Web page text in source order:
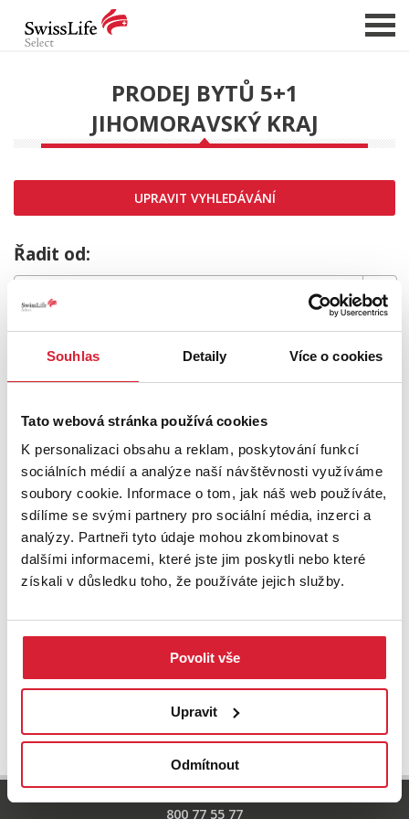
Souhlas Detaily Více o cookies
Tato webová stránka používá cookies
K personalizaci obsahu a reklam, poskytování funkcí
sociálních médií a analýze naší návštěvnosti využíváme
soubory cookie. Informace o tom, jak náš web používáte,
sdílíme se svými partnery pro sociální média, inzerci a
analýzy. Partneři tyto údaje mohou zkombinovat s
dalšími informacemi, které jste jim poskytli nebo které
získali v důsledku toho, že používáte jejich služby.
Povolit vše
Upravit
Odmítnout
NABÍDKA NEMOVITOSTÍ
CHCI PRODAT / PRONAJMOUT
HLÍDAT NOVÉ NABÍDKY
CHCI OCENIT NEMOVITOST
O NÁS
REFERENCE
PRODEJ BYTŮ 5+1
JIHOMORAVSKÝ KRAJ
UPRAVIT VYHLEDÁVÁNÍ
Řadit od:
MRZÍ NÁS TO,
ale požadovaný typ nemovitosti nebyl nalezen.
Zkuste upravit filtr
nebo přejděte na základní
UPRAVIT VYHLEDÁVÁNÍ
800 77 55 77